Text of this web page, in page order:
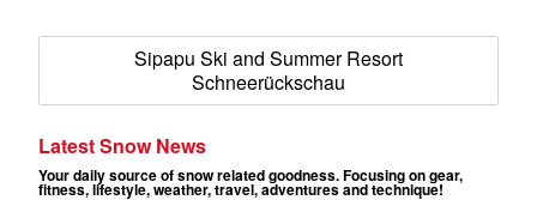
Sipapu Ski and Summer Resort
Schneerückschau